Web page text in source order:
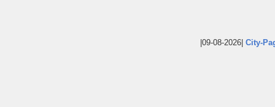
|09-08-2026| City-